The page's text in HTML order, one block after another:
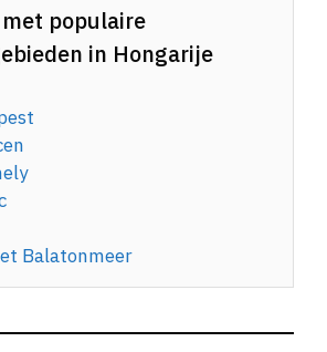
populaire
in Hongarije
Balatonmeer